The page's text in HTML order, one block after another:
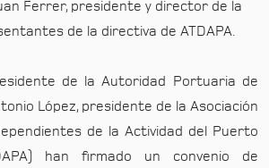
Ferrer, presidente y director de la
de la directiva de ATDAPA.
de la Autoridad Portuaria de
López, presidente de la Asociación
de la Actividad del Puerto
han firmado un convenio de